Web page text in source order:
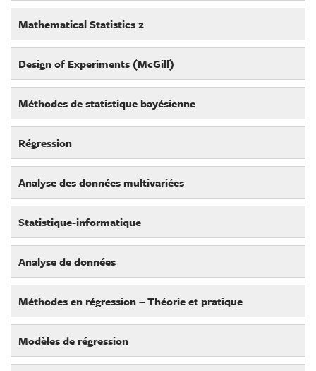
Mathematical Statistics 2
Design of Experiments (McGill)
Méthodes de statistique bayésienne
Régression
Analyse des données multivariées
Statistique-informatique
Analyse de données
Méthodes en régression – Théorie et pratique
Modèles de régression